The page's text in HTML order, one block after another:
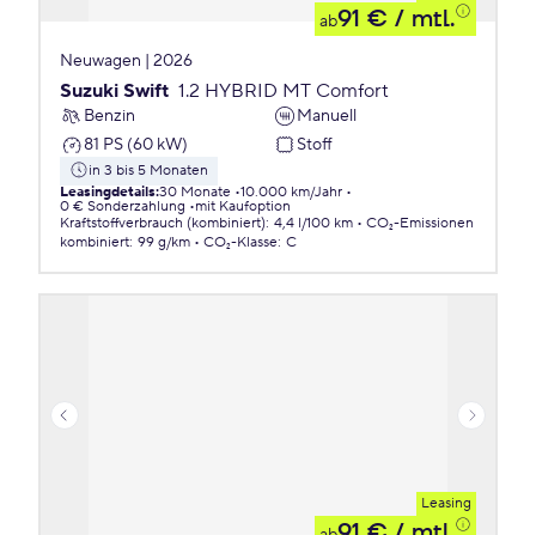
ab91 € / mtl.
Neuwagen | 2026
Suzuki Swift 1.2 HYBRID MT Comfort
Benzin
Manuell
81 PS (60 kW)
Stoff
in 3 bis 5 Monaten
Leasingdetails:30 Monate 10.000 km/Jahr
0 € Sonderzahlung
mit Kaufoption
Kraftstoffverbrauch (kombiniert): 4,4 l/100 km
CO₂-Emissionen
kombiniert: 99 g/km CO₂-Klasse: C
Leasing